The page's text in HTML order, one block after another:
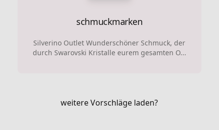
schmuckmarken
Silverino Outlet Wunderschöner Schmuck, der
durch Swarovski Kristalle eurem gesamten O...
weitere Vorschläge laden?